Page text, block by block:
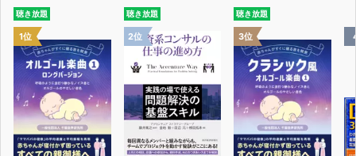
聴き放題
1位
聴き放題
2位
聴き放題
3位